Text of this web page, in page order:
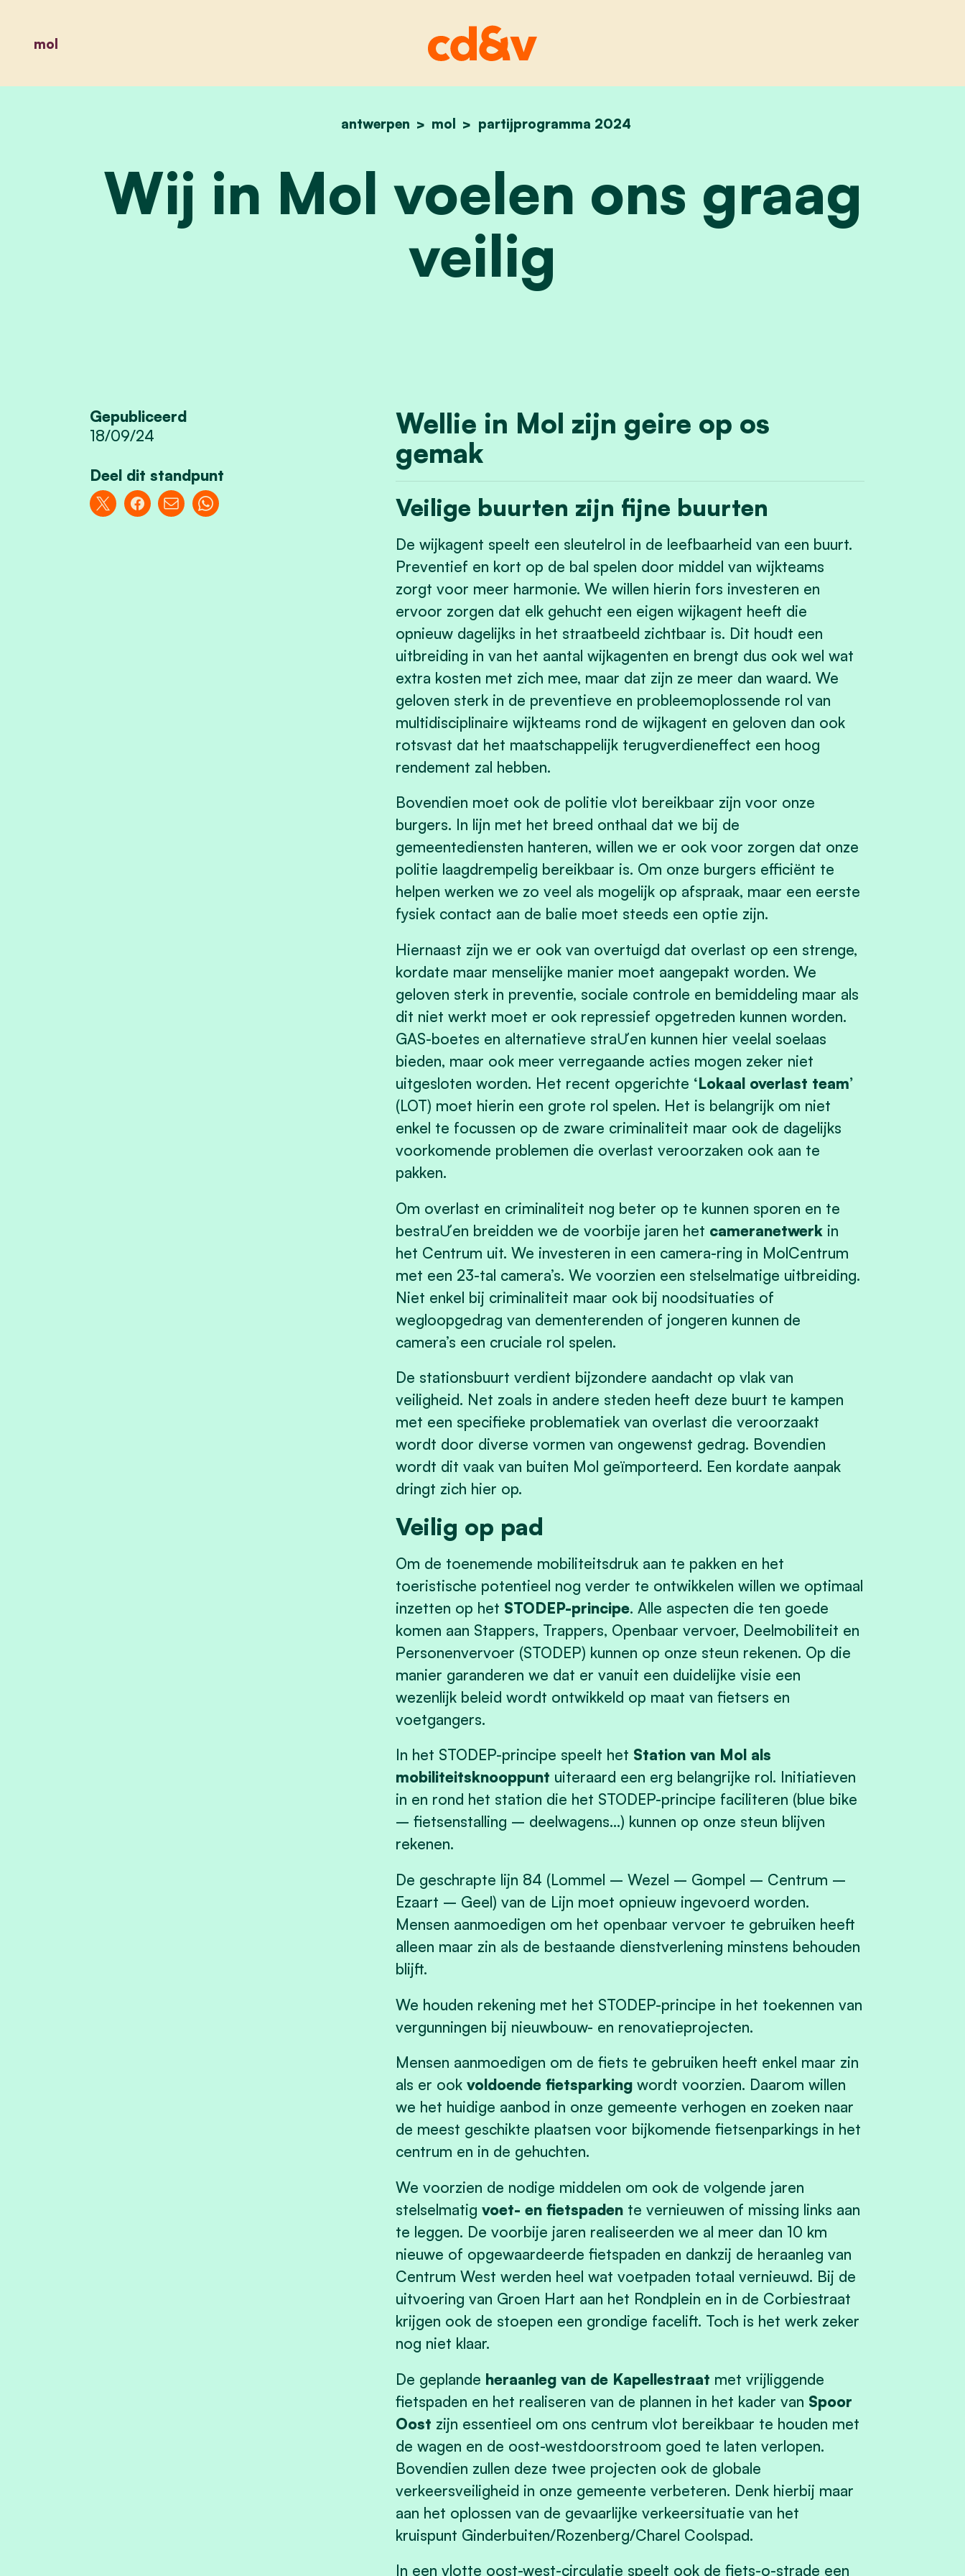
mol
home
antwerpen mol partijprogramma 2024
wij in mol voelen ons graag veilig
Wij in Mol voelen ons graag
veilig
Gepubliceerd
18/09/24
Deel dit standpunt
Wellie in Mol zijn geire op os
gemak
Veilige buurten zijn fijne buurten
De wijkagent speelt een sleutelrol in de leefbaarheid van een buurt.
Preventief en kort op de bal spelen door middel van wijkteams
zorgt voor meer harmonie. We willen hierin fors investeren en
ervoor zorgen dat elk gehucht een eigen wijkagent heeft die
opnieuw dagelijks in het straatbeeld zichtbaar is. Dit houdt een
uitbreiding in van het aantal wijkagenten en brengt dus ook wel wat
extra kosten met zich mee, maar dat zijn ze meer dan waard. We
geloven sterk in de preventieve en probleemoplossende rol van
multidisciplinaire wijkteams rond de wijkagent en geloven dan ook
rotsvast dat het maatschappelijk terugverdieneffect een hoog
rendement zal hebben.
Bovendien moet ook de politie vlot bereikbaar zijn voor onze
burgers. In lijn met het breed onthaal dat we bij de
gemeentediensten hanteren, willen we er ook voor zorgen dat onze
politie laagdrempelig bereikbaar is. Om onze burgers efficiënt te
helpen werken we zo veel als mogelijk op afspraak, maar een eerste
fysiek contact aan de balie moet steeds een optie zijn.
Hiernaast zijn we er ook van overtuigd dat overlast op een strenge,
kordate maar menselijke manier moet aangepakt worden. We
geloven sterk in preventie, sociale controle en bemiddeling maar als
dit niet werkt moet er ook repressief opgetreden kunnen worden.
GAS-boetes en alternatieve straƯen kunnen hier veelal soelaas
bieden, maar ook meer verregaande acties mogen zeker niet
uitgesloten worden. Het recent opgerichte ‘Lokaal overlast team’
(LOT) moet hierin een grote rol spelen. Het is belangrijk om niet
enkel te focussen op de zware criminaliteit maar ook de dagelijks
voorkomende problemen die overlast veroorzaken ook aan te
pakken.
Om overlast en criminaliteit nog beter op te kunnen sporen en te
bestraƯen breidden we de voorbije jaren het cameranetwerk in
het Centrum uit. We investeren in een camera-ring in MolCentrum
met een 23-tal camera’s. We voorzien een stelselmatige uitbreiding.
Niet enkel bij criminaliteit maar ook bij noodsituaties of
wegloopgedrag van dementerenden of jongeren kunnen de
camera’s een cruciale rol spelen.
De stationsbuurt verdient bijzondere aandacht op vlak van
veiligheid. Net zoals in andere steden heeft deze buurt te kampen
met een specifieke problematiek van overlast die veroorzaakt
wordt door diverse vormen van ongewenst gedrag. Bovendien
wordt dit vaak van buiten Mol geïmporteerd. Een kordate aanpak
dringt zich hier op.
Veilig op pad
Om de toenemende mobiliteitsdruk aan te pakken en het
toeristische potentieel nog verder te ontwikkelen willen we optimaal
inzetten op het STODEP-principe. Alle aspecten die ten goede
komen aan Stappers, Trappers, Openbaar vervoer, Deelmobiliteit en
Personenvervoer (STODEP) kunnen op onze steun rekenen. Op die
manier garanderen we dat er vanuit een duidelijke visie een
wezenlijk beleid wordt ontwikkeld op maat van fietsers en
voetgangers.
In het STODEP-principe speelt het Station van Mol als
mobiliteitsknooppunt uiteraard een erg belangrijke rol. Initiatieven
in en rond het station die het STODEP-principe faciliteren (blue bike
– fietsenstalling – deelwagens…) kunnen op onze steun blijven
rekenen.
De geschrapte lijn 84 (Lommel – Wezel – Gompel – Centrum –
Ezaart – Geel) van de Lijn moet opnieuw ingevoerd worden.
Mensen aanmoedigen om het openbaar vervoer te gebruiken heeft
alleen maar zin als de bestaande dienstverlening minstens behouden
blijft.
We houden rekening met het STODEP-principe in het toekennen van
vergunningen bij nieuwbouw- en renovatieprojecten.
Mensen aanmoedigen om de fiets te gebruiken heeft enkel maar zin
als er ookvoldoende fietsparking wordt voorzien. Daarom willen
we het huidige aanbod in onze gemeente verhogen en zoeken naar
de meest geschikte plaatsen voor bijkomende fietsenparkings in het
centrum en in de gehuchten.
We voorzien de nodige middelen om ook de volgende jaren
stelselmatigvoet- en fietspaden te vernieuwen of missing links aan
te leggen. De voorbije jaren realiseerden we al meer dan 10 km
nieuwe of opgewaardeerde fietspaden en dankzij de heraanleg van
Centrum West werden heel wat voetpaden totaal vernieuwd. Bij de
uitvoering van Groen Hart aan het Rondplein en in de Corbiestraat
krijgen ook de stoepen een grondige facelift. Toch is het werk zeker
nog niet klaar.
De geplande heraanleg van de Kapellestraat met vrijliggende
fietspaden en het realiseren van de plannen in het kader van Spoor
Oost zijn essentieel om ons centrum vlot bereikbaar te houden met
de wagen en de oost-westdoorstroom goed te laten verlopen.
Bovendien zullen deze twee projecten ook de globale
verkeersveiligheid in onze gemeente verbeteren. Denk hierbij maar
aan het oplossen van de gevaarlijke verkeersituatie van het
kruispunt Ginderbuiten/Rozenberg/Charel Coolspad.
In een vlotte oost-west-circulatie speelt ook de fiets-o-strade een